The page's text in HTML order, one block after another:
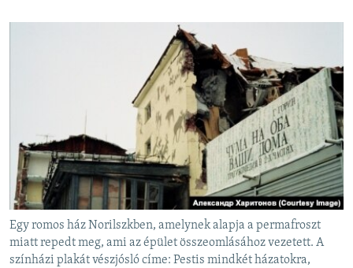
Egy romos ház Norilszkben, amelynek alapja a permafroszt
miatt repedt meg, ami az épület összeomlásához vezetett. A
színházi plakát vészjósló címe: Pestis mindkét házatokra,